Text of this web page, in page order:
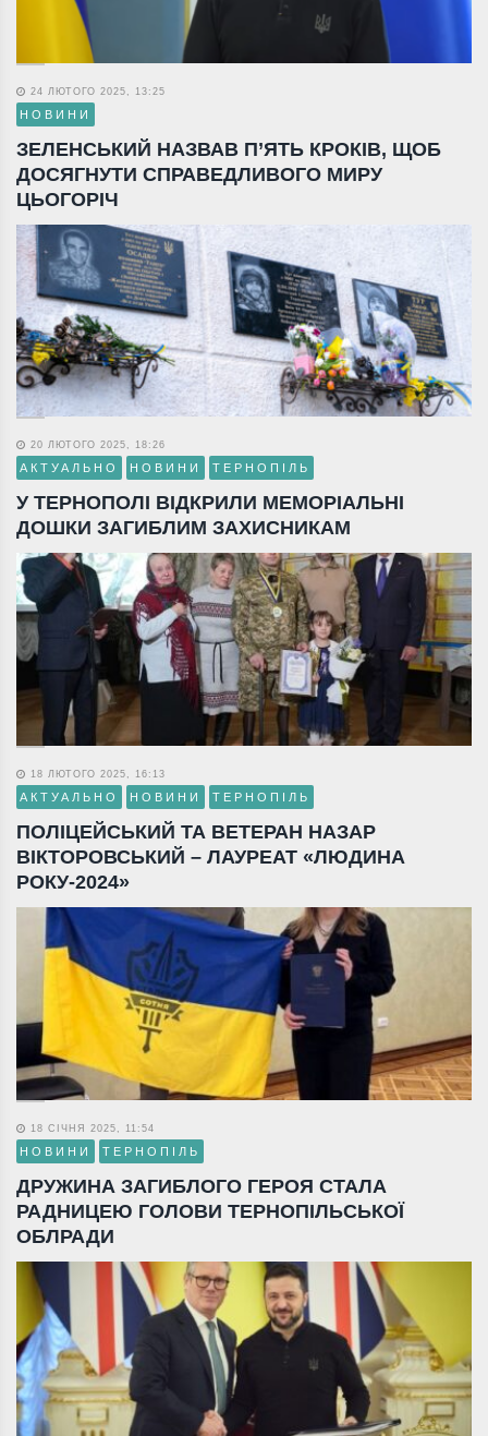
24 ЛЮТОГО 2025, 13:25
НОВИНИ
ЗЕЛЕНСЬКИЙ НАЗВАВ П’ЯТЬ КРОКІВ, ЩОБ
ДОСЯГНУТИ СПРАВЕДЛИВОГО МИРУ
ЦЬОГОРІЧ
20 ЛЮТОГО 2025, 18:26
АКТУАЛЬНО НОВИНИ ТЕРНОПІЛЬ
У ТЕРНОПОЛІ ВІДКРИЛИ МЕМОРІАЛЬНІ
ДОШКИ ЗАГИБЛИМ ЗАХИСНИКАМ
18 ЛЮТОГО 2025, 16:13
АКТУАЛЬНО НОВИНИ ТЕРНОПІЛЬ
ПОЛІЦЕЙСЬКИЙ ТА ВЕТЕРАН НАЗАР
ВІКТОРОВСЬКИЙ – ЛАУРЕАТ «ЛЮДИНА
РОКУ-2024»
18 СІЧНЯ 2025, 11:54
НОВИНИ ТЕРНОПІЛЬ
ДРУЖИНА ЗАГИБЛОГО ГЕРОЯ СТАЛА
РАДНИЦЕЮ ГОЛОВИ ТЕРНОПІЛЬСЬКОЇ
ОБЛРАДИ